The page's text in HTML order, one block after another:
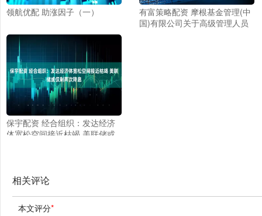
领航优配 助涨因子（一）
有富策略配资 摩根基金管理(中
国)有限公司关于高级管理人员
保宇配资 经合组织：发达经济
体宽松空间接近枯竭 美联储或
相关评论
本文评分*